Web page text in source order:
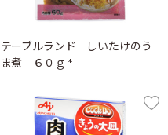
テーブルランド しいたけのう
ま煮 ６０ｇ *